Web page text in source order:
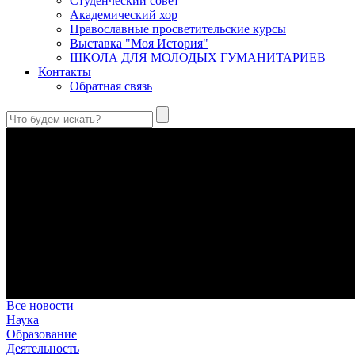
Академический хор
Православные просветительские курсы
Выставка "Моя История"
ШКОЛА ДЛЯ МОЛОДЫХ ГУМАНИТАРИЕВ
Контакты
Обратная связь
Все новости
Наука
Образование
Деятельность